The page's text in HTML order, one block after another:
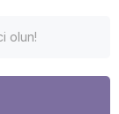
olun!